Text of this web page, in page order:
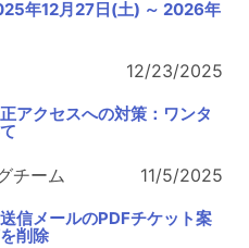
年12月27日(土) ～ 2026年
12/23/2025
アクセスへの対策：ワンタ
チーム 11/5/2025
信メールのPDFチケット案
削除